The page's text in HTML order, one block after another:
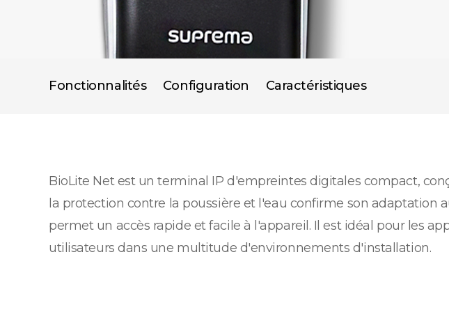
Fonctionnalités Configuration Caractéristiques
BioLite Net est un terminal IP d'empreintes digitales compact,
la protection contre la poussière et l'eau confirme son adaptation
permet un accès rapide et facile à l'appareil. Il est idéal pour les
utilisateurs dans une multitude d'environnements d'installation.